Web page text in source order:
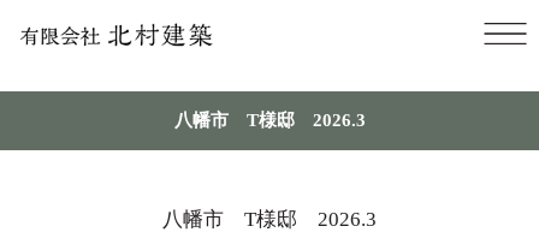
八幡市 T様邸 2026.3
八幡市 T様邸 2026.3